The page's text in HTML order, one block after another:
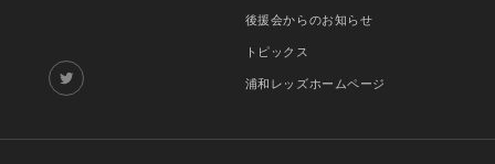
後援会からのお知らせ
トピックス
浦和レッズホームページ